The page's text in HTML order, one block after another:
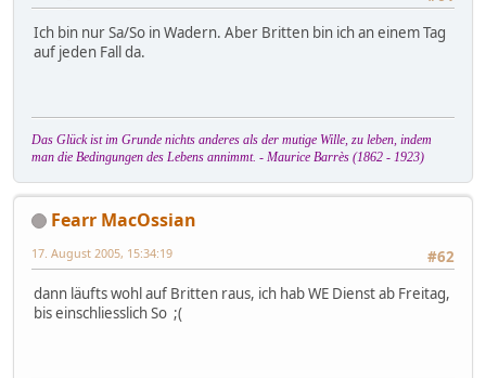
Ich bin nur Sa/So in Wadern. Aber Britten bin ich an einem Tag
auf jeden Fall da.
Das Glück ist im Grunde nichts anderes als der mutige Wille, zu leben, indem
man die Bedingungen des Lebens annimmt. - Maurice Barrès (1862 - 1923)
Fearr MacOssian
#62
17. August 2005, 15:34:19
dann läufts wohl auf Britten raus, ich hab WE Dienst ab Freitag,
bis einschliesslich So ;(